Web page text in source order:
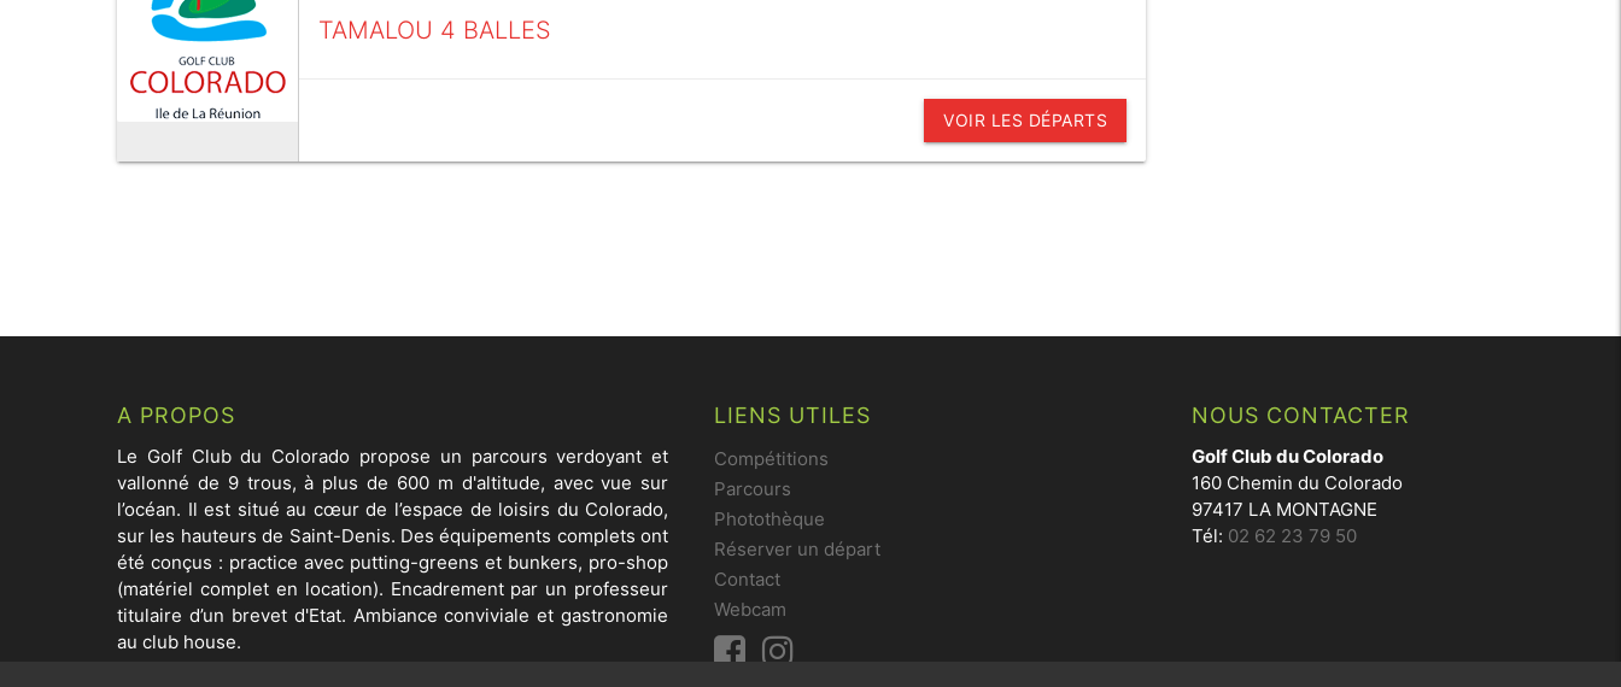
TAMALOU 4 BALLES
VOIR LES DÉPARTS
A PROPOS
Le Golf Club du Colorado propose un parcours verdoyant et
vallonné de 9 trous, à plus de 600 m d'altitude, avec vue sur
l’océan. Il est situé au cœur de l’espace de loisirs du Colorado,
sur les hauteurs de Saint-Denis. Des équipements complets ont
été conçus : practice avec putting-greens et bunkers, pro-shop
(matériel complet en location). Encadrement par un professeur
titulaire d’un brevet d'Etat. Ambiance conviviale et gastronomie
au club house.
LIENS UTILES
Compétitions
Parcours
Photothèque
Réserver un départ
Contact
Webcam
NOUS CONTACTER
Golf Club du Colorado
160 Chemin du Colorado
97417 LA MONTAGNE
Tél: 02 62 23 79 50